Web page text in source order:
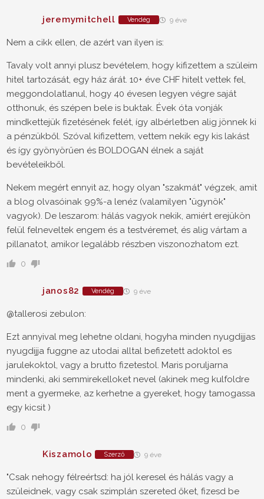
jeremymitchell Vendég 9 éve
Nem a cikk ellen, de azért van ilyen is:
Tavaly volt annyi plusz bevételem, hogy kifizettem a szüleim
hitel tartozását, egy ház árát. 10+ éve CHF hitelt vettek fel,
meggondolatlanul, hogy 40 évesen legyen végre saját
otthonuk, és szépen bele is buktak. Évek óta vonják
mindkettejük fizetésének felét, így albérletben alig jönnek ki
a pénzükből. Szóval kifizettem, vettem nekik egy kis lakást
és így gyönyörűen és BOLDOGAN élnek a saját
bevételeikből.
Nekem megért ennyit az, hogy olyan "szakmát" végzek, amit
a blog olvasóinak 99%-a lenéz (valamilyen "ügynök"
vagyok). De leszarom: hálás vagyok nekik, amiért erejükön
felül felneveltek engem és a testvéremet, és alig vártam a
pillanatot, amikor legalább részben viszonozhatom ezt.
0
janos82 Vendég 9 éve
@tallerosi zebulon:
Ezt annyival meg lehetne oldani, hogyha minden nyugdijjas
nyugdijja fuggne az utodai alltal befizetett adoktol es
jarulekoktol, vagy a brutto fizetestol. Maris poruljarna
mindenki, aki semmirekelloket nevel (akinek meg kulfoldre
ment a gyermeke, az kerhetne a gyereket, hogy tamogassa
egy kicsit )
0
Kiszamolo Szerző 9 éve
"Csak nehogy félreértsd: ha jól keresel és hálás vagy a
szüleidnek, vagy csak szimplán szereted őket, fizesd be